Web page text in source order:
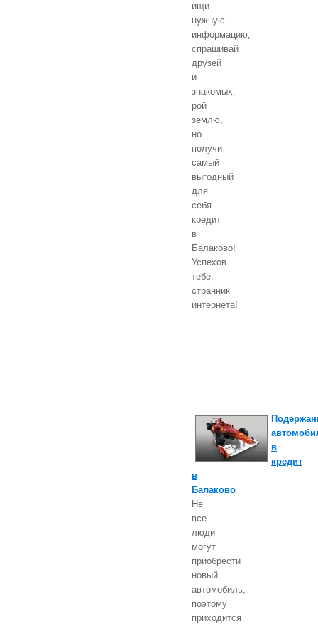
ищи
нужную
информацию,
спрашивай
друзей
и
знакомых,
рой
землю,
но
получи
самый
выгодный
для
себя
кредит
в
Балаково!
Успехов
тебе,
странник
интернета!
в
кредит
в
Балаково
Не
все
люди
могут
приобрести
новый
автомобиль,
поэтому
приходится